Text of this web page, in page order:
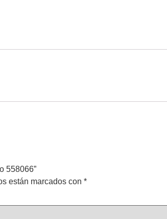
558066”
están marcados con *